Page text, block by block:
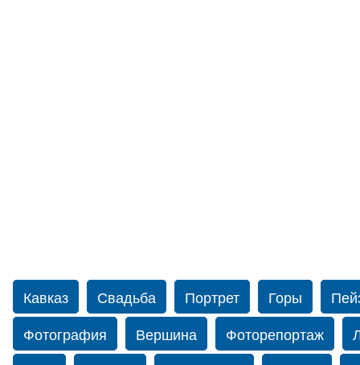
Кавказ Свадьба Портрет Горы
Фотография
Вершина Фоторепортаж